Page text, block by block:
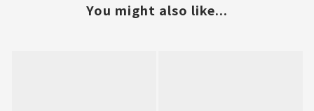
You might also like...